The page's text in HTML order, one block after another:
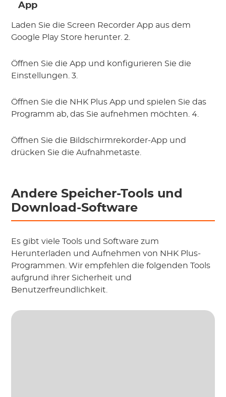
App
Laden Sie die Screen Recorder App aus dem
Google Play Store herunter. 2.
Öffnen Sie die App und konfigurieren Sie die
Einstellungen. 3.
Öffnen Sie die NHK Plus App und spielen Sie das
Programm ab, das Sie aufnehmen möchten. 4.
Öffnen Sie die Bildschirmrekorder-App und
drücken Sie die Aufnahmetaste.
Andere Speicher-Tools und
Download-Software
Es gibt viele Tools und Software zum
Herunterladen und Aufnehmen von NHK Plus-
Programmen. Wir empfehlen die folgenden Tools
aufgrund ihrer Sicherheit und
Benutzerfreundlichkeit.